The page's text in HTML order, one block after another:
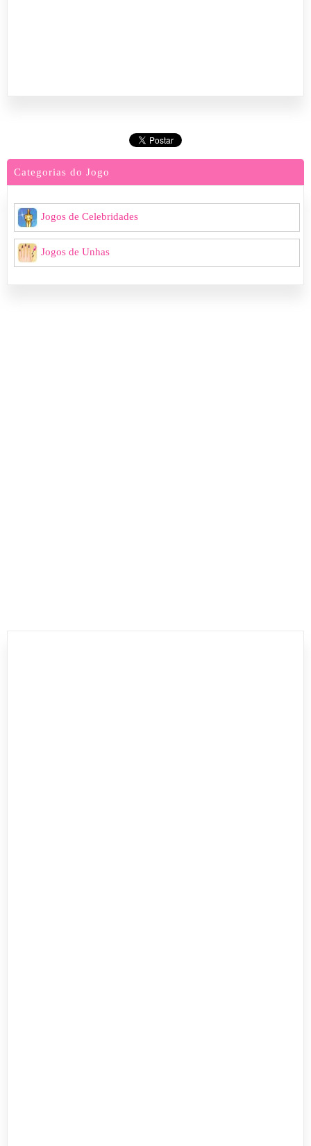
Categorias do Jogo
Jogos de Celebridades
Jogos de Unhas